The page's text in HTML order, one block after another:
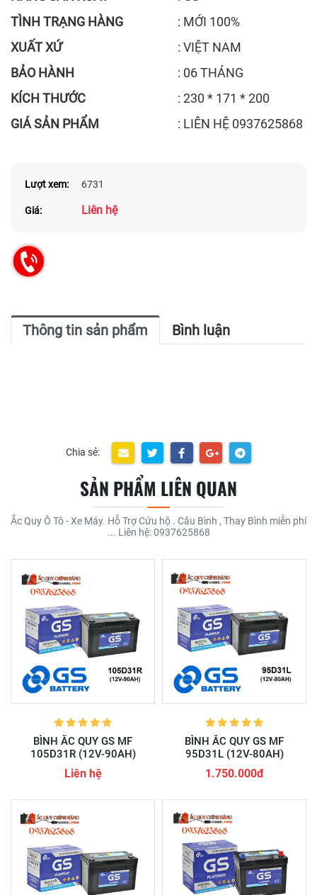
TÌNH TRẠNG HÀNG
: MỚI 100%
XUẤT XỨ
: VIỆT NAM
BẢO HÀNH
: 06 THÁNG
KÍCH THƯỚC
: 230 * 171 * 200
GIÁ SẢN PHẨM
: LIÊN HỆ 0937625868
Lượt xem: 6731
Giá: Liên hệ
Thông tin sản phẩm Bình luận
Chia sẻ:
SẢN PHẨM LIÊN QUAN
Ắc Quy Ô Tô - Xe Máy. Hỗ Trợ Cứu hộ . Câu Bình , Thay Bình miễn phí
... Liên hệ: 0937625868
BÌNH ẮC QUY GS MF
105D31R (12V-90AH)
Liên hệ
BÌNH ẮC QUY GS MF
95D31L (12V-80AH)
1.750.000đ